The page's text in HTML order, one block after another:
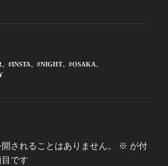
、 #INSTA、 #NIGHT、 #OSAKA、
されることはありません。 ※ が付
です